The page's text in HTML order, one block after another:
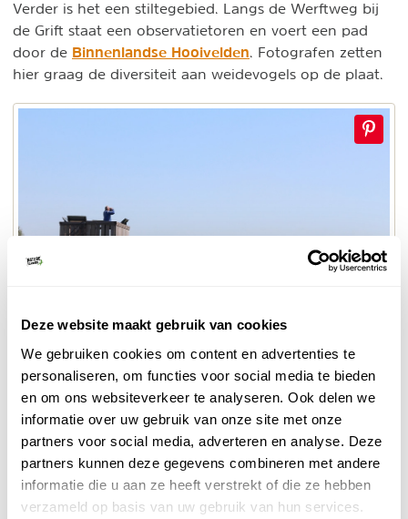
Deze website maakt gebruik van cookies
We gebruiken cookies om content en advertenties te
personaliseren, om functies voor social media te bieden
en om ons websiteverkeer te analyseren. Ook delen we
informatie over uw gebruik van onze site met onze
partners voor social media, adverteren en analyse. Deze
partners kunnen deze gegevens combineren met andere
informatie die u aan ze heeft verstrekt of die ze hebben
verzameld op basis van uw gebruik van hun services.
Verder is het een stiltegebied. Langs de Werftweg bij
de Grift staat een observatietoren en voert een pad
door de Binnenlandse Hooivelden. Fotografen zetten
hier graag de diversiteit aan weidevogels op de plaat.
© Naturescanner
Toren bij de Werftweg
Aansluitend bij Veenendaal ligt een stuk beschermd
natuurgebied, met blauwgrasland (de Bennekomse
Meent) en trilveen (de Blauwe Hel). Op de fiets rijd je
langs beekjes, bomenrijen, uitgestrekte weilanden, met
ooievaars, reigers, zwanen en andere vogelsoorten.